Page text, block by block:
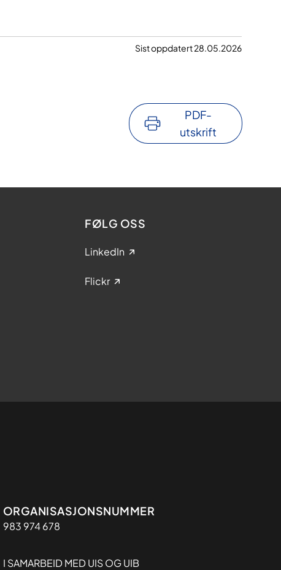
Sist oppdatert 28.05.2026
PDF-
utskrift
FØLG OSS
LinkedIn
Flickr
Organisasjon
ORGANISASJONSNUMMER
983 974 678
I SAMARBEID MED UIS OG UIB